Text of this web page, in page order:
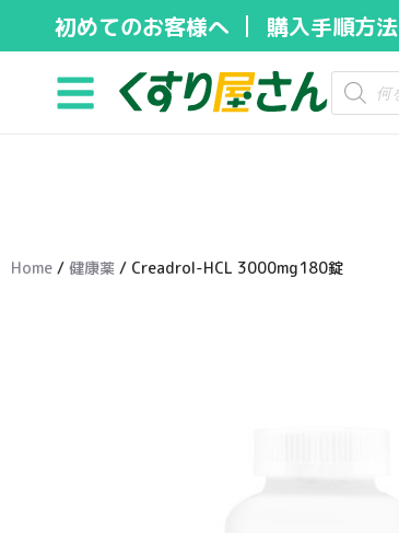
キ
初めてのお客様へ 購入手順方法
Home / 健康薬 / Creadrol-HCL 3000mg180錠